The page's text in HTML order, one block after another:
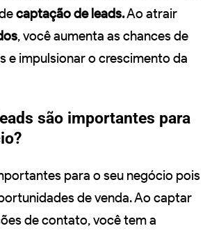
captação de leads.Ao atrair
, você aumenta as chances de
e impulsionar o crescimento da
são importantes para
para o seu negócio pois
de venda. Ao captar
de contato, você tem a